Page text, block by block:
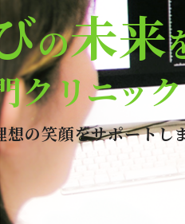
の未来
クリニック
想の笑顔をサポートし